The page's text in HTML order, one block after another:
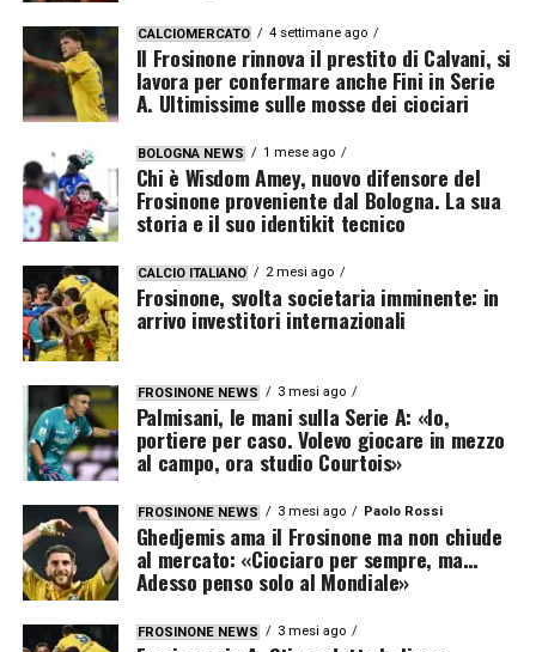
CALCIOMERCATO 4 settimane ago
Il Frosinone rinnova il prestito di Calvani, si
lavora per confermare anche Fini in Serie
A. Ultimissime sulle mosse dei ciociari
BOLOGNA NEWS 1 mese ago
Chi è Wisdom Amey, nuovo difensore del
Frosinone proveniente dal Bologna. La sua
storia e il suo identikit tecnico
CALCIO ITALIANO 2 mesi ago
Frosinone, svolta societaria imminente: in
arrivo investitori internazionali
FROSINONE NEWS 3 mesi ago
Palmisani, le mani sulla Serie A: «Io,
portiere per caso. Volevo giocare in mezzo
al campo, ora studio Courtois»
FROSINONE NEWS 3 mesi ago Paolo Rossi
Ghedjemis ama il Frosinone ma non chiude
al mercato: «Ciociaro per sempre, ma…
Adesso penso solo al Mondiale»
FROSINONE NEWS 3 mesi ago